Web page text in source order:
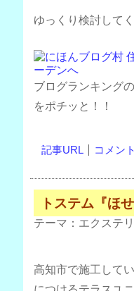
ゆっくり検討して
ブログランキング
をポチッと！！
記事URL コメン
トステム『ほ
テーマ： エクステ
高知市で施工して